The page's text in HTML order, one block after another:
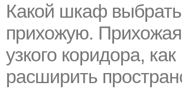
Какой шкаф
прихожую.
узкого коридора, как
расширить